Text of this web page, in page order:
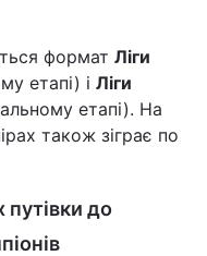
формат Ліги
етапі) і Ліги
етапі). На
також зіграє по
до